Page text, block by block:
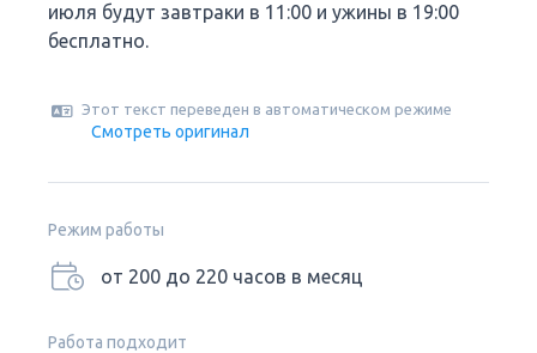
июля будут завтраки в 11:00 и ужины в 19:00
бесплатно.
Этот текст переведен в автоматическом режиме
Смотреть оригинал
Режим работы
от 200 до 220 часов в месяц
Работа подходит